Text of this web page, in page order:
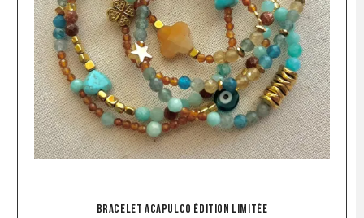
Bracelet Acapulco Édition Limitée